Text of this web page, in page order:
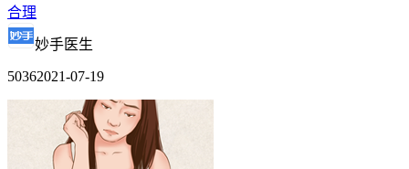
合理
妙手医生
50362021-07-19